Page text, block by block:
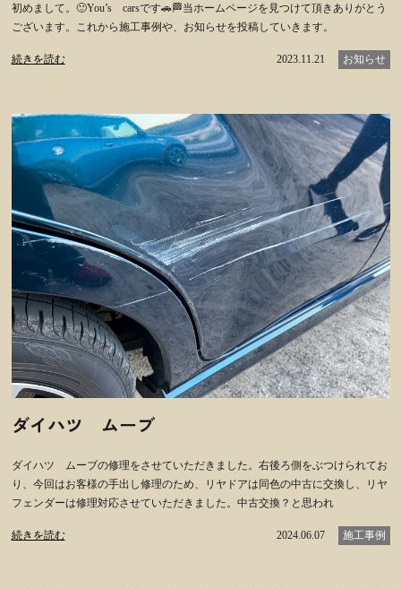
初めまして。🙂You’s carsです🚗🏁当ホームページを見つけて頂きありがとう
ございます。これから施工事例や、お知らせを投稿していきます。
続きを読む 2023.11.21 お知らせ
ダイハツ ムーブ
ダイハツ ムーブの修理をさせていただきました。右後ろ側をぶつけられてお
り、今回はお客様の手出し修理のため、リヤドアは同色の中古に交換し、リヤ
フェンダーは修理対応させていただきました。中古交換？と思われ
続きを読む 2024.06.07 施工事例